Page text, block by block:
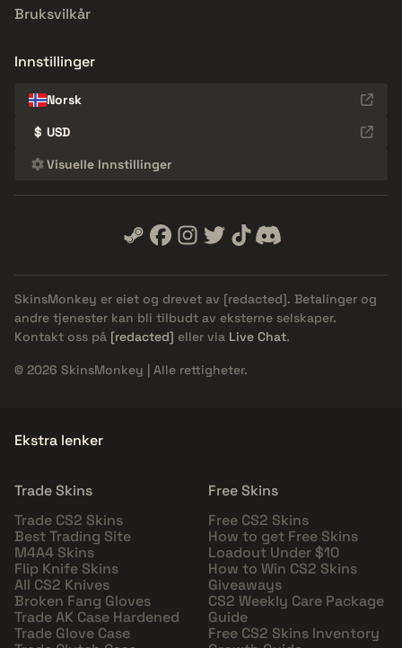
Bruksvilkår
Innstillinger
Norsk
$ USD
Visuelle Innstillinger
SkinsMonkey er eiet og drevet av [redacted]. Betalinger og
andre tjenester kan bli tilbudt av eksterne selskaper.
Kontakt oss på [redacted] eller via Live Chat.
© 2026 SkinsMonkey | Alle rettigheter.
Ekstra lenker
Trade Skins
Trade CS2 Skins
Best Trading Site
M4A4 Skins
Flip Knife Skins
All CS2 Knives
Broken Fang Gloves
Trade AK Case Hardened
Trade Glove Case
Free Skins
Free CS2 Skins
How to get Free Skins
Loadout Under $10
How to Win CS2 Skins
Giveaways
CS2 Weekly Care Package
Guide
Free CS2 Skins Inventory